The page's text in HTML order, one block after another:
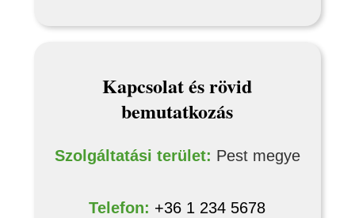
Kapcsolat és rövid
bemutatkozás
Szolgáltatási terület: Pest megye
Telefon: +36 1 234 5678